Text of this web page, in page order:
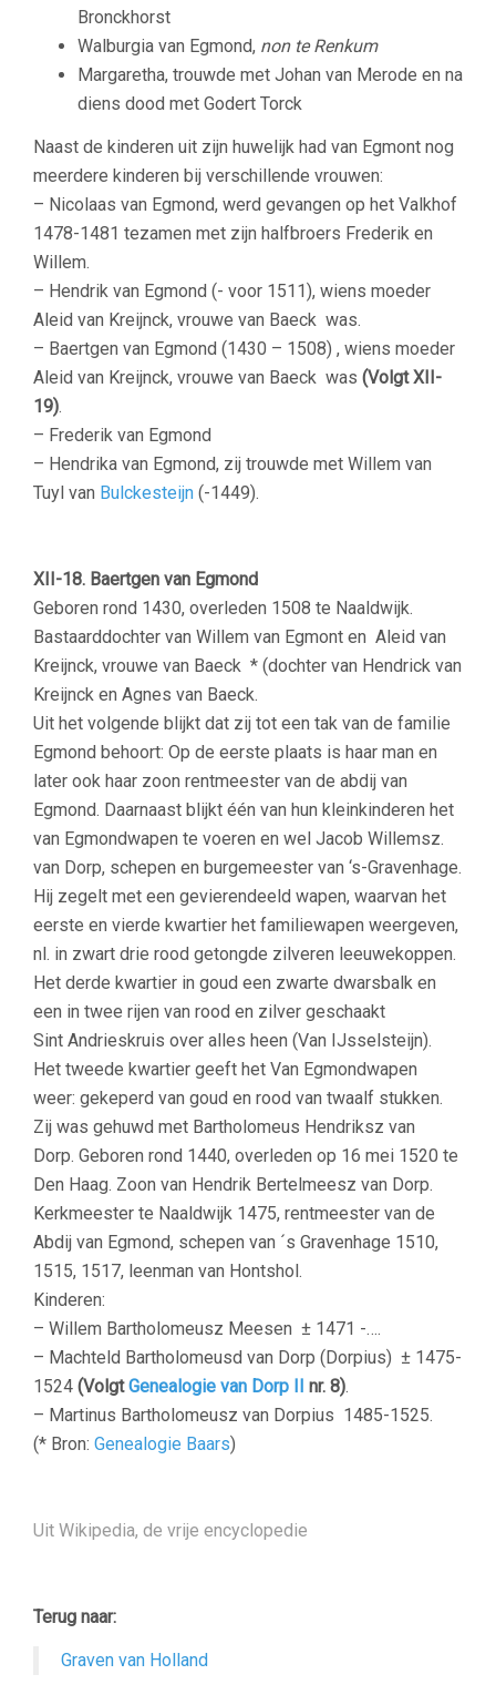
Bronckhorst
Walburgia van Egmond, non te Renkum
Margaretha, trouwde met Johan van Merode en na
diens dood met Godert Torck
Naast de kinderen uit zijn huwelijk had van Egmont nog
meerdere kinderen bij verschillende vrouwen:
– Nicolaas van Egmond, werd gevangen op het Valkhof
1478-1481 tezamen met zijn halfbroers Frederik en
Willem.
– Hendrik van Egmond (- voor 1511), wiens moeder
Aleid van Kreijnck, vrouwe van Baeck was.
– Baertgen van Egmond (1430 – 1508) , wiens moeder
Aleid van Kreijnck, vrouwe van Baeck was (Volgt XII-
19).
– Frederik van Egmond
– Hendrika van Egmond, zij trouwde met Willem van
Tuyl van Bulckesteijn (-1449).
XII-18. Baertgen van Egmond
Geboren rond 1430, overleden 1508 te Naaldwijk.
Bastaarddochter van Willem van Egmont en Aleid van
Kreijnck, vrouwe van Baeck * (dochter van Hendrick van
Kreijnck en Agnes van Baeck.
Uit het volgende blijkt dat zij tot een tak van de familie
Egmond behoort: Op de eerste plaats is haar man en
later ook haar zoon rentmeester van de abdij van
Egmond. Daarnaast blijkt één van hun kleinkinderen het
van Egmondwapen te voeren en wel Jacob Willemsz.
van Dorp, schepen en burgemeester van ‘s-Gravenhage.
Hij zegelt met een gevierendeeld wapen, waarvan het
eerste en vierde kwartier het familiewapen weergeven,
nl. in zwart drie rood getongde zilveren leeuwekoppen.
Het derde kwartier in goud een zwarte dwarsbalk en
een in twee rijen van rood en zilver geschaakt
Sint Andrieskruis over alles heen (Van IJsselsteijn).
Het tweede kwartier geeft het Van Egmondwapen
weer: gekeperd van goud en rood van twaalf stukken.
Zij was gehuwd met Bartholomeus Hendriksz van
Dorp. Geboren rond 1440, overleden op 16 mei 1520 te
Den Haag. Zoon van Hendrik Bertelmeesz van Dorp.
Kerkmeester te Naaldwijk 1475, rentmeester van de
Abdij van Egmond, schepen van ´s Gravenhage 1510,
1515, 1517, leenman van Hontshol.
Kinderen:
– Willem Bartholomeusz Meesen ± 1471 -….
– Machteld Bartholomeusd van Dorp (Dorpius) ± 1475-
1524 (VolgtGenealogie van Dorp II nr. 8).
– Martinus Bartholomeusz van Dorpius 1485-1525.
(* Bron: Genealogie Baars)
Uit Wikipedia, de vrije encyclopedie
Terug naar:
Graven van Holland